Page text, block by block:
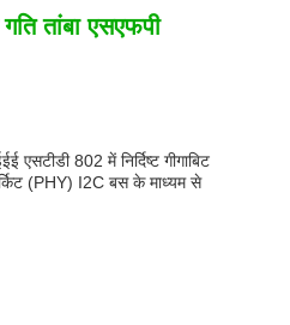
तांबा एसएफपी
802 में निर्दिष्ट गीगाबिट
(PHY) I2C बस के माध्यम से